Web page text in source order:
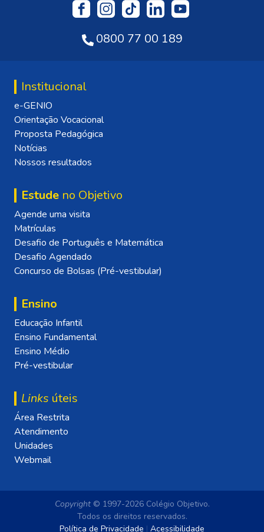
0800 77 00 189
Institucional
e-GENIO
Orientação Vocacional
Proposta Pedagógica
Notícias
Nossos resultados
Estude no Objetivo
Agende uma visita
Matrículas
Desafio de Português e Matemática
Desafio Agendado
Concurso de Bolsas (Pré-vestibular)
Ensino
Educação Infantil
Ensino Fundamental
Ensino Médio
Pré-vestibular
Links úteis
Área Restrita
Atendimento
Unidades
Webmail
Copyright© 1997-2026 Colégio Objetivo.
Todos os direitos reservados.
Política de Privacidade | Acessibilidade